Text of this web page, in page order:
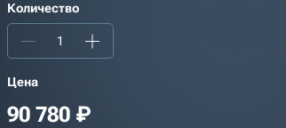
Количество
Цена
90 780 ₽